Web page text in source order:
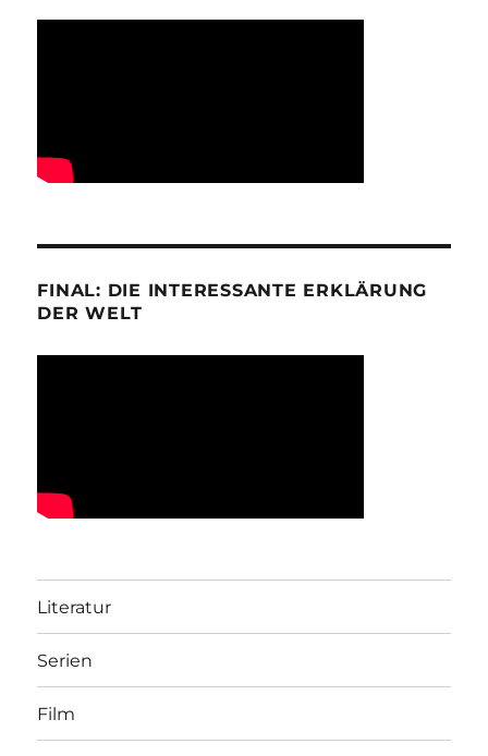
FINAL: DIE INTERESSANTE ERKLÄRUNG
DER WELT
Literatur
Serien
Film